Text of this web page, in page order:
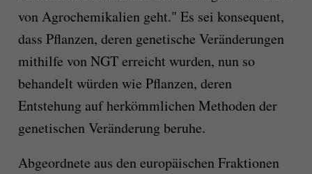
von Agrochemikalien geht." Es sei konsequent,
dass Pflanzen, deren genetische Veränderungen
mithilfe von NGT erreicht wurden, nun so
behandelt würden wie Pflanzen, deren
Entstehung auf herkömmlichen Methoden der
genetischen Veränderung beruhe.
Abgeordnete aus den europäischen Fraktionen